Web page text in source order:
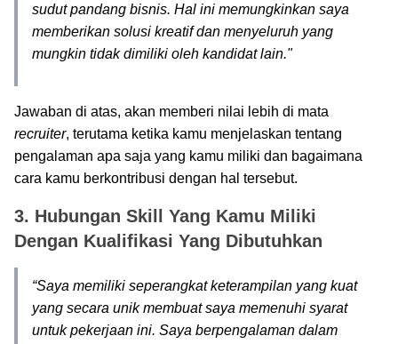
sudut pandang bisnis. Hal ini memungkinkan saya
memberikan solusi kreatif dan menyeluruh yang
mungkin tidak dimiliki oleh kandidat lain."
Jawaban di atas, akan memberi nilai lebih di mata
recruiter, terutama ketika kamu menjelaskan tentang
pengalaman apa saja yang kamu miliki dan bagaimana
cara kamu berkontribusi dengan hal tersebut.
3. Hubungan Skill Yang Kamu Miliki
Dengan Kualifikasi Yang Dibutuhkan
“Saya memiliki seperangkat keterampilan yang kuat
yang secara unik membuat saya memenuhi syarat
untuk pekerjaan ini. Saya berpengalaman dalam